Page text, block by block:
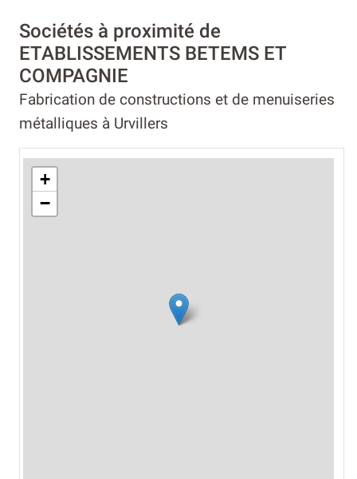
Sociétés à proximité de
ETABLISSEMENTS BETEMS ET
COMPAGNIE
Fabrication de constructions et de menuiseries
métalliques à Urvillers
+
−